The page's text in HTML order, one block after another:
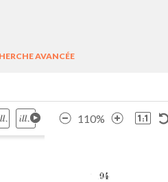
AVANCÉE
110%